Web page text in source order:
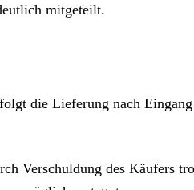
mitgeteilt.
die Lieferung nach Eingang
Verschuldung des Käufers